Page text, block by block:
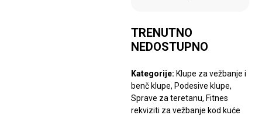
TRENUTNO
NEDOSTUPNO
Kategorije: Klupe za vežbanje i
benč klupe, Podesive klupe,
Sprave za teretanu, Fitnes
rekviziti za vežbanje kod kuće